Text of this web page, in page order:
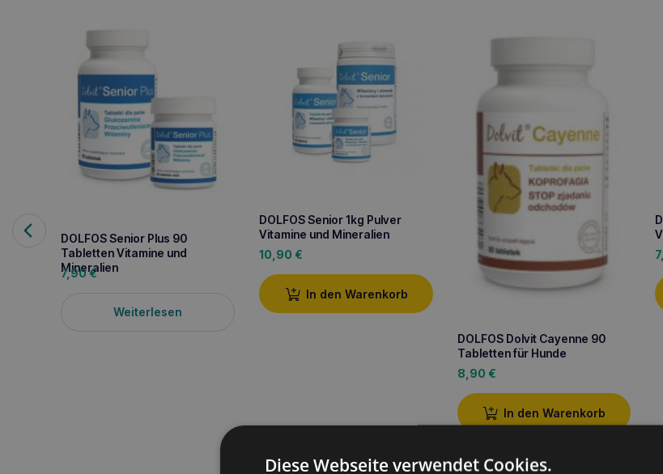
DOLFOS Senior Plus 90
Tabletten Vitamine und
Mineralien
7,90€
Weiterlesen
DOLFOS Senior 1kg Pulver
Vitamine und Mineralien
10,90 €
In den Warenkorb
DOLFOS Dolvit Cayenne 90
Tabletten für Hunde
8,90 €
In den Warenkorb
Diese Webseite verwendet Cookies.